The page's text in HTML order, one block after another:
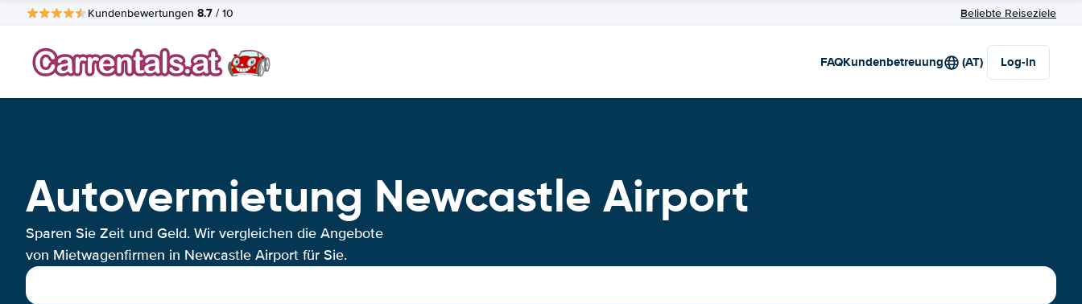
Kundenbewertungen 8.7 / 10 Beliebte Reiseziele
FAQKundenbetreuung (AT) Log-in
Autovermietung Newcastle Airport
Sparen Sie Zeit und Geld. Wir vergleichen die Angebote
von Mietwagenfirmen in Newcastle Airport für Sie.